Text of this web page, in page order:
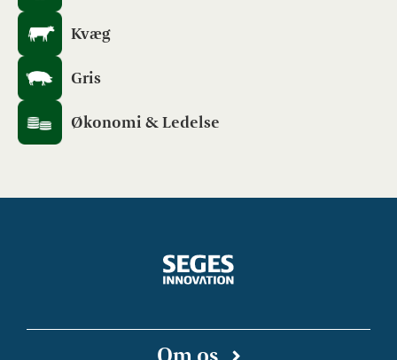
Kvæg
Gris
Økonomi & Ledelse